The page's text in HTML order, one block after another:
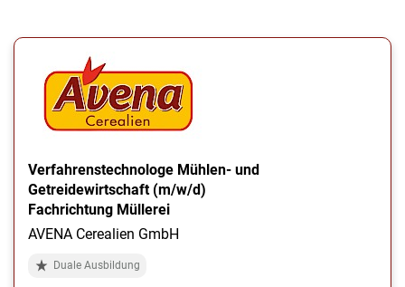
Verfahrenstechnologe Mühlen- und
Getreidewirtschaft (m/w/d)
Fachrichtung Müllerei
AVENA Cerealien GmbH
Duale Ausbildung